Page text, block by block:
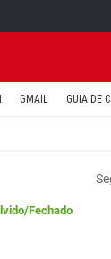
GMAIL GUIA DE
/Fechado